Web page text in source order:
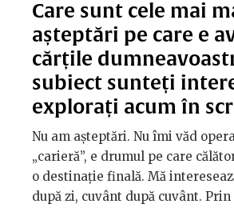
Care sunt cele mai
așteptări pe care e
cărțile
subiect sunteți
explorați acum în
Nu am așteptări. Nu îmi văd
„carieră”, e drumul pe care
o destinație finală. Mă
după zi, cuvânt după cuvânt.